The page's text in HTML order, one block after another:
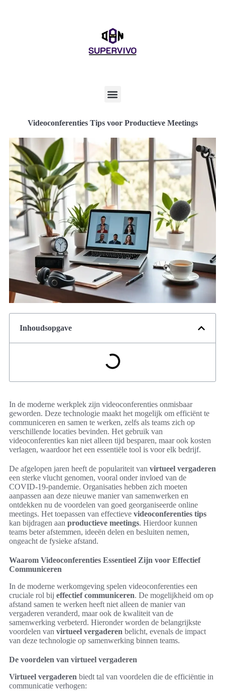
Videoconferenties Tips voor Productieve Meetings
Inhoudsopgave
In de moderne werkplek zijn videoconferenties onmisbaar
geworden. Deze technologie maakt het mogelijk om efficiënt te
communiceren en samen te werken, zelfs als teams zich op
verschillende locaties bevinden. Het gebruik van
videoconferenties kan niet alleen tijd besparen, maar ook kosten
verlagen, waardoor het een essentiële tool is voor elk bedrijf.
De afgelopen jaren heeft de populariteit van virtueel vergaderen
een sterke vlucht genomen, vooral onder invloed van de
COVID-19-pandemie. Organisaties hebben zich moeten
aanpassen aan deze nieuwe manier van samenwerken en
ontdekken nu de voordelen van goed georganiseerde online
meetings. Het toepassen van effectieve videoconferenties tips
kan bijdragen aan productieve meetings. Hierdoor kunnen
teams beter afstemmen, ideeën delen en besluiten nemen,
ongeacht de fysieke afstand.
Waarom Videoconferenties Essentieel Zijn voor Effectief
Communiceren
In de moderne werkomgeving spelen videoconferenties een
cruciale rol bij effectief communiceren. De mogelijkheid om op
afstand samen te werken heeft niet alleen de manier van
vergaderen veranderd, maar ook de kwaliteit van de
samenwerking verbeterd. Hieronder worden de belangrijkste
voordelen van virtueel vergaderen belicht, evenals de impact
van deze technologie op samenwerking binnen teams.
De voordelen van virtueel vergaderen
Virtueel vergaderen biedt tal van voordelen die de efficiëntie in
communicatie verhogen: